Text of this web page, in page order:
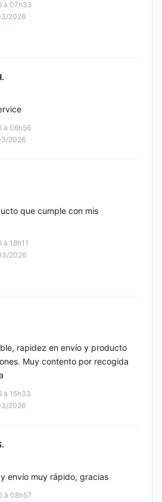
à 07h33
2026
à 06h56
2026
18h11
2026
que cumple con mis
à 15h33
2026
rapidez en envío y producto
Muy contento por recogida
à 08h57
envío muy rápido, gracias